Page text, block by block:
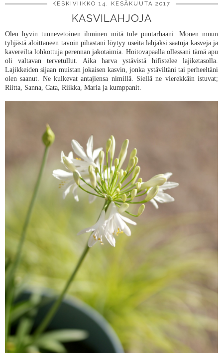
KESKIVIIKKO 14. KESÄKUUTA 2017
KASVILAHJOJA
Olen hyvin tunnevetoinen ihminen mitä tule puutarhaani. Monen muun
tyhjästä aloittaneen tavoin pihastani löytyy useita lahjaksi saatuja kasveja ja
kavereilta lohkottuja perennan jakotaimia. Hoitovapaalla ollessani tämä apu
oli valtavan tervetullut. Aika harva ystävistä hifistelee lajiketasolla.
Lajikkeiden sijaan muistan jokaisen kasvin, jonka ystäviltäni tai perheeltäni
olen saanut. Ne kulkevat antajiensa nimillä. Siellä ne vierekkäin istuvat;
Riitta, Sanna, Cata, Riikka, Maria ja kumppanit.